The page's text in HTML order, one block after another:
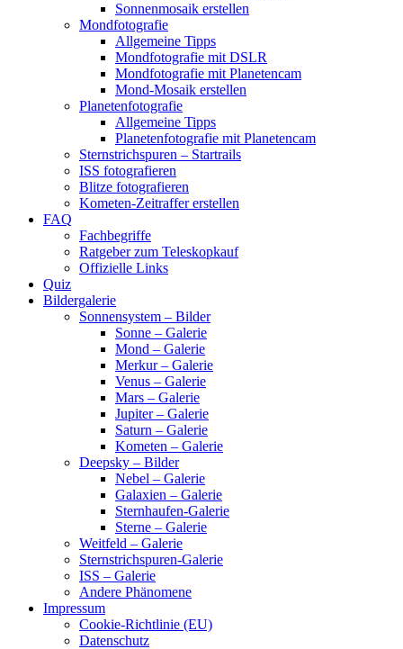
Sonnenmosaik erstellen
Mondfotografie
Allgemeine Tipps
Mondfotografie mit DSLR
Mondfotografie mit Planetencam
Mond-Mosaik erstellen
Planetenfotografie
Allgemeine Tipps
Planetenfotografie mit Planetencam
Sternstrichspuren – Startrails
ISS fotografieren
Blitze fotografieren
Kometen-Zeitraffer erstellen
FAQ
Fachbegriffe
Ratgeber zum Teleskopkauf
Offizielle Links
Quiz
Bildergalerie
Sonnensystem – Bilder
Sonne – Galerie
Mond – Galerie
Merkur – Galerie
Venus – Galerie
Mars – Galerie
Jupiter – Galerie
Saturn – Galerie
Kometen – Galerie
Deepsky – Bilder
Nebel – Galerie
Galaxien – Galerie
Sternhaufen-Galerie
Sterne – Galerie
Weitfeld – Galerie
Sternstrichspuren-Galerie
ISS – Galerie
Andere Phänomene
Impressum
Cookie-Richtlinie (EU)
Datenschutz